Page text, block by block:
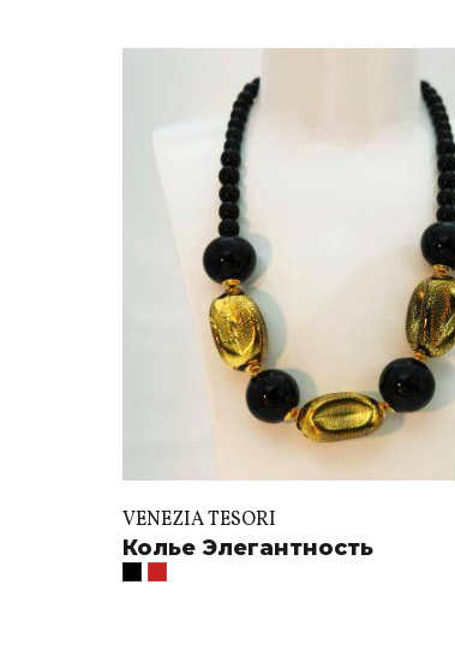
VENEZIA TESORI
Колье Элегантность